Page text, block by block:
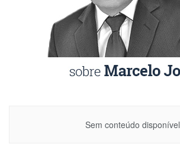
Sem conteúdo disponível